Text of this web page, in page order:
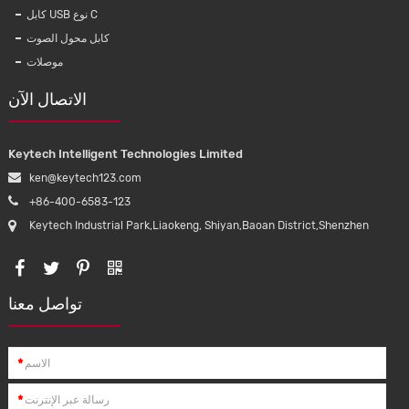
IPX4 سماعات بلوتوث مقاومة للماء مع اتصال
مغناطيسي سماعة أذن رياضية للجري
كابل USB نوع C
كابل محول الصوت
موصلات
الاتصال الآن
Keytech Intelligent Technologies Limited
ken@keytech123.com
+86-400-6583-123
Keytech Industrial Park,Liaokeng, Shiyan,Baoan District,Shenzhen
تواصل معنا
*
*